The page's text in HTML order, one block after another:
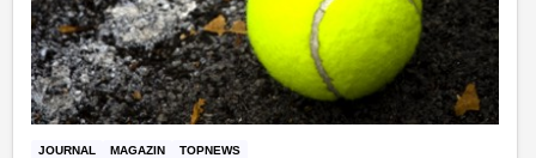
JOURNAL MAGAZIN TOPNEWS